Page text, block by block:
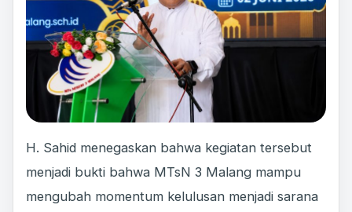
H. Sahid menegaskan bahwa kegiatan tersebut
menjadi bukti bahwa MTsN 3 Malang mampu
mengubah momentum kelulusan menjadi sarana